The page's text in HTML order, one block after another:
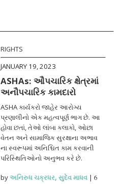
RIGHTS
JANUARY 19, 2023
ASHAs: ઔપચારિક ક્ષેત્રમાં
અનૌપચારિક કામદારો
ASHA કાર્યકરો જાહેર આરોગ્ય
પ્રણાલીનો એક મહત્વપૂર્ણ ભાગ છે. આ
હોવા છતાં, તેઓ લાંબા કલાકો, ઓછા
વેતન અને સામાજિક સુરક્ષાના અભાવ
ના સ્વરૂપમાં અનિશ્ચિત કામ કરવાની
પરિસ્થિતિઓનો અનુભવ કરે છે.
byઅનિરુધ ચક્રધર,સુદેવ માધવ |6